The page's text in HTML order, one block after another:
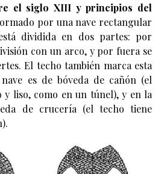
el siglo XIII y principios del
por una nave rectangular
dividida en dos partes: por
con un arco, y por fuera se
El techo también marca esta
es de bóveda de cañón (el
y liso, como en un túnel), y en la
de crucería (el techo tiene